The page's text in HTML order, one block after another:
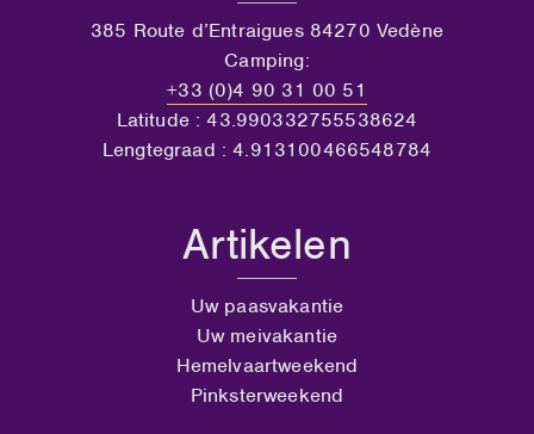
385 Route d’Entraigues 84270 Vedène
Camping:
+33 (0)4 90 31 00 51
Latitude : 43.990332755538624
Lengtegraad : 4.913100466548784
Artikelen
Uw paasvakantie
Uw meivakantie
Hemelvaartweekend
Pinksterweekend